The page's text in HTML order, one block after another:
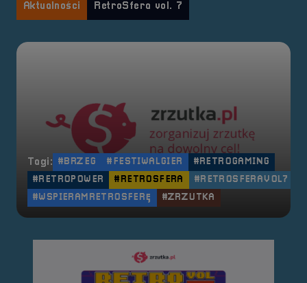
Aktualności RetroSfera vol. 7
Tagi: #BRZEG #FESTIWALGIER
#RETROGAMING
#RETROPOWER
#RETROSFERA
#RETROSFERAVOL7
#WSPIERAMRETROSFERĘ
#ZRZUTKA